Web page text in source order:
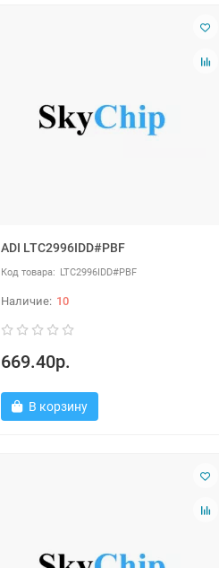
ADI LTC2996IDD#PBF
LTC2996IDD#PBF
10
669.40р.
В корзину